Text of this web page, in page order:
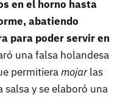
en el horno hasta
abatiendo
para poder servir en
una falsa holandesa
permitieramojarlas
y se elaboró una